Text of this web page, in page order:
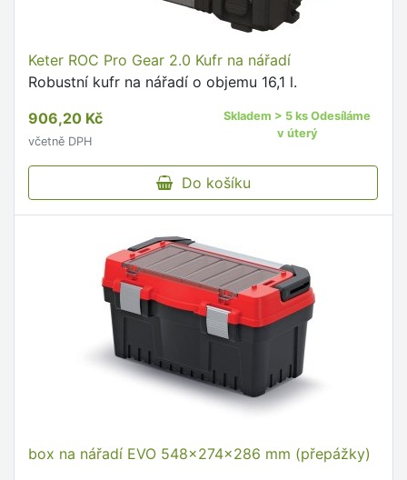
Keter ROC Pro Gear 2.0 Kufr na nářadí
Robustní kufr na nářadí o objemu 16,1 l.
906,20 Kč
včetně DPH
Skladem > 5 ks Odesíláme
v úterý
Do košíku
box na nářadí EVO 548x274x286 mm (přepážky)